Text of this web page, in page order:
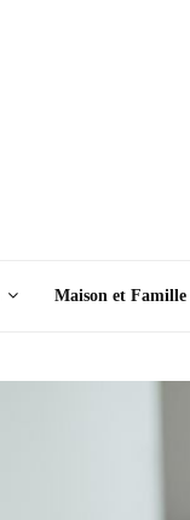
Maison et Famille